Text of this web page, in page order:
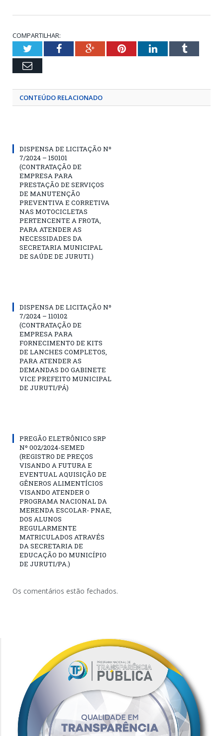
COMPARTILHAR:
TwitterFacebookGoogle+PinterestLinkedInTumblr
Email
CONTEÚDO RELACIONADO
DISPENSA DE LICITAÇÃO Nº
7/2024 – 150101
(CONTRATAÇÃO DE
EMPRESA PARA
PRESTAÇÃO DE SERVIÇOS
DE MANUTENÇÃO
PREVENTIVA E CORRETIVA
NAS MOTOCICLETAS
PERTENCENTE A FROTA,
PARA ATENDER AS
NECESSIDADES DA
SECRETARIA MUNICIPAL
DE SAÚDE DE JURUTI.)
DISPENSA DE LICITAÇÃO Nº
7/2024 – 110102
(CONTRATAÇÃO DE
EMPRESA PARA
FORNECIMENTO DE KITS
DE LANCHES COMPLETOS,
PARA ATENDER AS
DEMANDAS DO GABINETE
VICE PREFEITO MUNICIPAL
DE JURUTI/PÁ)
PREGÃO ELETRÔNICO SRP
Nº 002/2024-SEMED
(REGISTRO DE PREÇOS
VISANDO A FUTURA E
EVENTUAL AQUISIÇÃO DE
GÊNEROS ALIMENTÍCIOS
VISANDO ATENDER O
PROGRAMA NACIONAL DA
MERENDA ESCOLAR- PNAE,
DOS ALUNOS
REGULARMENTE
MATRICULADOS ATRAVÉS
DA SECRETARIA DE
EDUCAÇÃO DO MUNICÍPIO
DE JURUTI/PA.)
Os comentários estão fechados.